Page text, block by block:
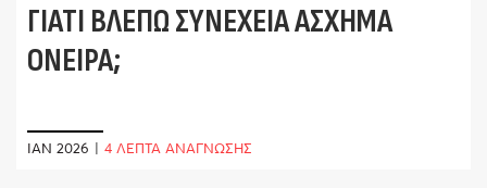
ΓΙΑΤΊ ΒΛΈΠΩ ΣΥΝΈΧΕΙΑ ΆΣΧΗΜΑ
ΌΝΕΙΡΑ;
ΙΑΝ 2026 | 4 ΛΕΠΤΑ ΑΝΑΓΝΩΣΗΣ